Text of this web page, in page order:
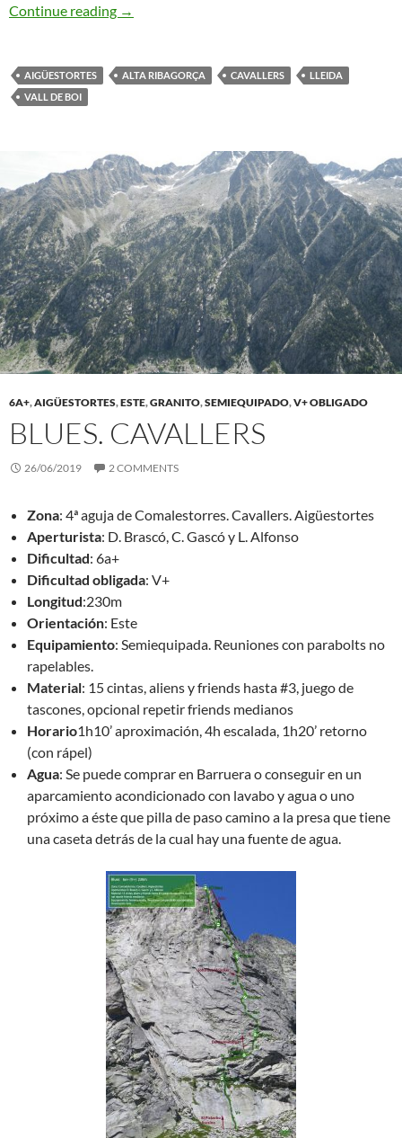
Continue reading Orient Express. Cavallers
→
AIGÜESTORTES ALTA RIBAGORÇA CAVALLERS
LLEIDA
VALL DE BOI
6A+,AIGÜESTORTES,ESTE,GRANITO,SEMIEQUIPADO,V+ OBLIGADO
BLUES. CAVALLERS
26/06/2019 2 COMMENTS
Zona: 4ª aguja de Comalestorres. Cavallers. Aigüestortes
Aperturista: D. Brascó, C. Gascó y L. Alfonso
Dificultad: 6a+
Dificultad obligada: V+
Longitud:230m
Orientación: Este
Equipamiento: Semiequipada. Reuniones con parabolts no
rapelables.
Material: 15 cintas, aliens y friends hasta #3, juego de
tascones, opcional repetir friends medianos
Horario1h10’ aproximación, 4h escalada, 1h20’ retorno
(con rápel)
Agua: Se puede comprar en Barruera o conseguir en un
aparcamiento acondicionado con lavabo y agua o uno
próximo a éste que pilla de paso camino a la presa que tiene
una caseta detrás de la cual hay una fuente de agua.